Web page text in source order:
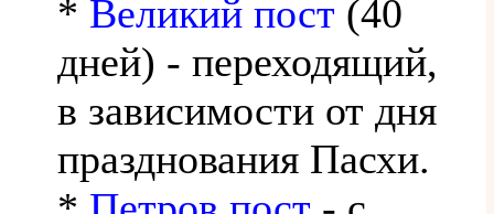
* Великий пост (40
дней) - переходящий,
в зависимости от дня
празднования Пасхи.